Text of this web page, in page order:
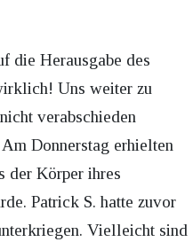
die Herausgabe des
Uns weiter zu
verabschieden
Donnerstag erhielten
der Körper ihres
Patrick S. hatte zuvor
Vielleicht sind